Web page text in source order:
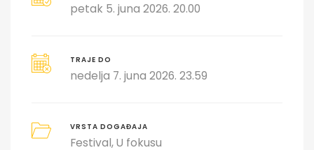
petak 5. juna 2026. 20.00
TRAJE DO
nedelja 7. juna 2026. 23.59
VRSTA DOGAĐAJA
Festival U fokusu